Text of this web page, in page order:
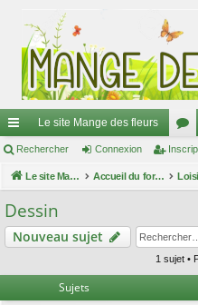
ac
co
ur
ci
Le site Mange des fleurs
or
u
s
Rechercher Connexion
Le site Mange des fleurs Accueil du forum
Dessin
Nouveau sujet
1 sujet •
Sujets